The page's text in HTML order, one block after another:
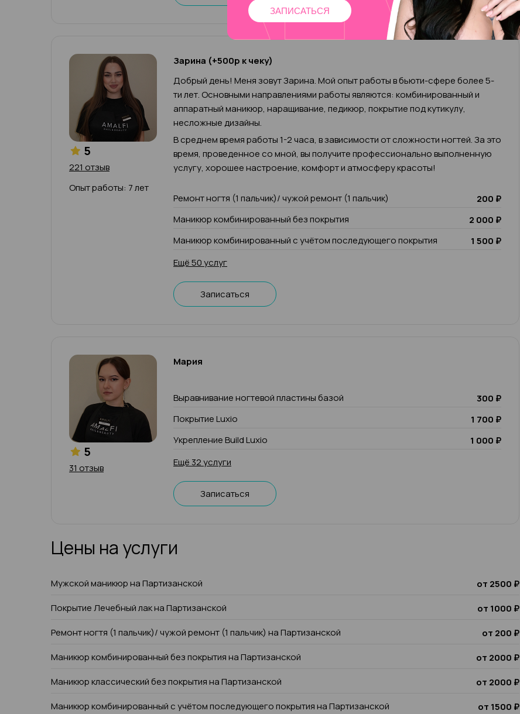
5
221 отзыв
Опыт работы: 7 лет
Зарина (+500р к чеку)
Добрый день! Меня зовут Зарина. Мой опыт работы в бьюти-сфере более 5-
ти лет. Основными направлениями работы являются: комбинированный и
аппаратный маникюр, наращивание, педикюр, покрытие под кутикулу,
несложные дизайны.
В среднем время работы 1-2 часа, в зависимости от сложности ногтей. За это
время, проведенное со мной, вы получите профессионально выполненную
услугу, хорошее настроение, комфорт и атмосферу красоты!
Ремонт ногтя (1 пальчик)/ чужой ремонт (1 пальчик)
200 ₽
Маникюр комбинированный без покрытия
2 000 ₽
Маникюр комбинированный с учётом последующего покрытия
1 500 ₽
Ещё 50 услуг
Записаться
5
31 отзыв
Мария
Выравнивание ногтевой пластины базой
300 ₽
Покрытие Luxio
1 700 ₽
Укрепление Build Luxio
1 000 ₽
Ещё 32 услуги
Записаться
Цены на услуги
Мужской маникюр на Партизанской
от 2500 ₽
Покрытие Лечебный лак на Партизанской
от 1000 ₽
Ремонт ногтя (1 пальчик)/ чужой ремонт (1 пальчик) на Партизанской
от 200 ₽
Маникюр комбинированный без покрытия на Партизанской
от 2000 ₽
Маникюр классический без покрытия на Партизанской
от 2000 ₽
Маникюр комбинированный с учётом последующего покрытия на Партизанской
от 1500 ₽
ЗАПИСАТЬСЯ